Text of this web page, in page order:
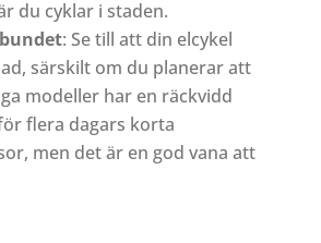
du cyklar i staden.
: Se till att din elcykel
särskilt om du planerar att
modeller har en räckvidd
flera dagars korta
men det är en god vana att